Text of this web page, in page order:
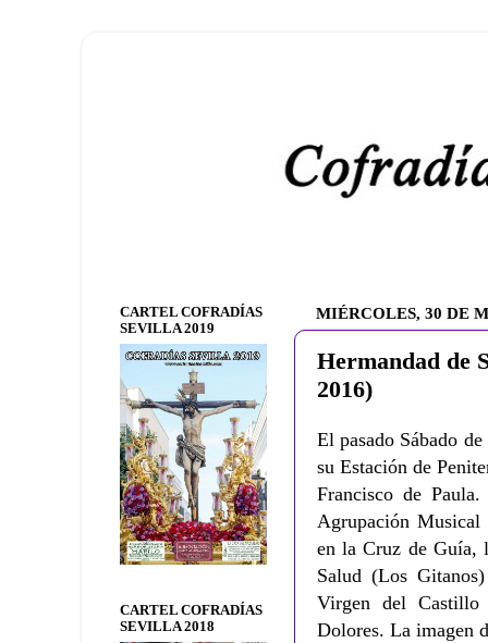
MIÉRCOLES, 30 DE
Hermandad de
2016)
El pasado Sábado
su Estación de
Francisco de
Agrupación
en la Cruz de Guía,
Salud (Los
Virgen del
Dolores.La imagen
CARTEL COFRADÍAS
SEVILLA 2019
CARTEL COFRADÍAS
SEVILLA 2018